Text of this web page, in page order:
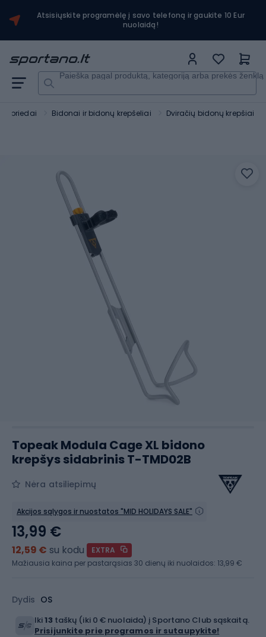
Atsisiųskite programėlę į savo telefoną ir gaukite 10 Eur
nuolaidą!
Paieška pagal produktą, kategoriją arba prekės ženklą
priedai Bidonai ir bidonų krepšeliai Dviračių bidonų krepšiai
Topeak Modula Cage XL bidono
krepšys sidabrinis T-TMD02B
Nėra atsiliepimų
Akcijos sąlygos ir nuostatos "MID HOLIDAYS SALE"
Dydis OS
13,99 €
12,59 € su kodu
EXTRA
Mažiausia kaina per pastarąsias 30 dienų iki nuolaidos: 13,99 €
Iki13 taškų (iki 0 € nuolaida) į Sportano Club sąskaitą.
Prisijunkite prie programos ir sutaupykite!